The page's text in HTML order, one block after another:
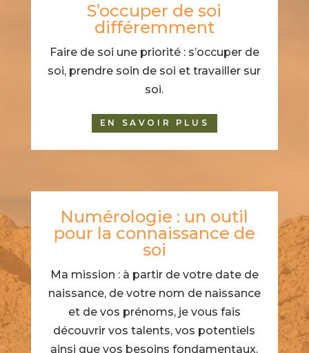
S’occuper de soi
différemment
Faire de soi une priorité : s’occuper de
soi, prendre soin de soi et travailler sur
soi.
EN SAVOIR PLUS
Numérologie : un outil
pour la connaissance de
soi
Ma mission : à partir de votre date de
naissance, de votre nom de naissance
et de vos prénoms, je vous fais
découvrir vos talents, vos potentiels
ainsi que vos besoins fondamentaux.